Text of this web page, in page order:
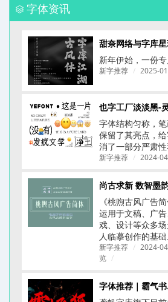
字体资讯
新年伊始，一份
新字推荐 / 2025-
字体结构匀称，
保留了其亮点，
消了一部分严肃
新字推荐 / 2024-
《桃煦古风广告
运用于文稿、广
戏、设计等众多
人临摹创作的基
新字推荐 / 2024-
览 /
字体